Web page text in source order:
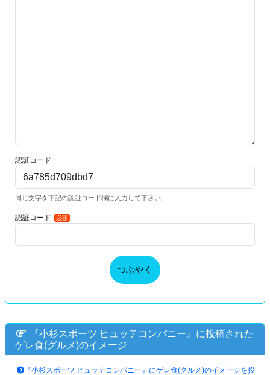
認証コード
同じ文字を下記の認証コード欄に入力して下さい。
認証コード 必須
つぶやく
『小杉スポーツ ヒュッテコンパニー』に投稿された
ゲレ食(グルメ)のイメージ
『小杉スポーツ ヒュッテコンパニー』にゲレ食(グルメ)のイメージを投